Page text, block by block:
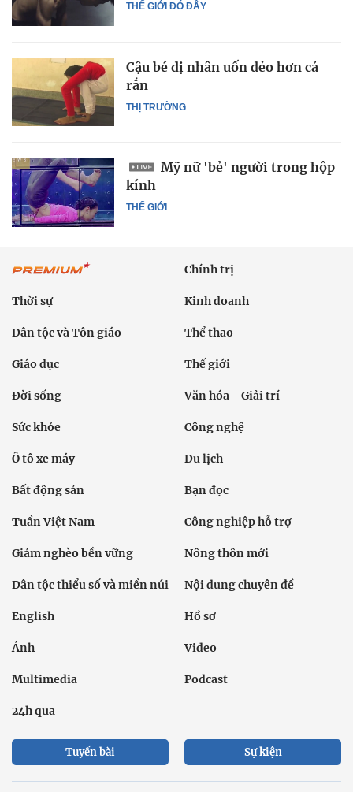
THẾ GIỚI ĐÓ ĐÂY
THỊ TRƯỜNG
Cậu bé dị nhân uốn dẻo hơn cả
rắn
THẾ GIỚI
Mỹ nữ 'bẻ' người trong hộp
kính
Chính trị
Thời sự Kinh doanh
Dân tộc và Tôn giáo Thể thao
Giáo dục Thế giới
Đời sống Văn hóa - Giải trí
Sức khỏe Công nghệ
Ô tô xe máy Du lịch
Bất động sản Bạn đọc
Tuần Việt Nam Công nghiệp hỗ trợ
Giảm nghèo bền vững Nông thôn mới
Dân tộc thiểu số và miền núi Nội dung chuyên đề
English Hồ sơ
Ảnh Video
Multimedia Podcast
24h qua
Tuyến bài Sự kiện